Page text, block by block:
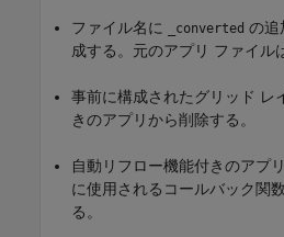
ファイル名に _converted の追
成する。元のアプリ ファイル
事前に構成されたグリッド レ
きのアプリから削除する。
自動リフロー機能付きのアプ
に使用されるコールバック関数
る。